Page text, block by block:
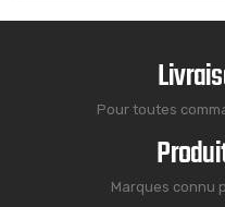
Pour toutes
Marques connu